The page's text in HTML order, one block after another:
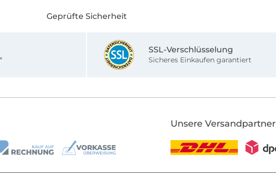
Geprüfte Sicherheit
SSL-Verschlüsselung
Sicheres Einkaufen garantiert
Unsere Versandpartner